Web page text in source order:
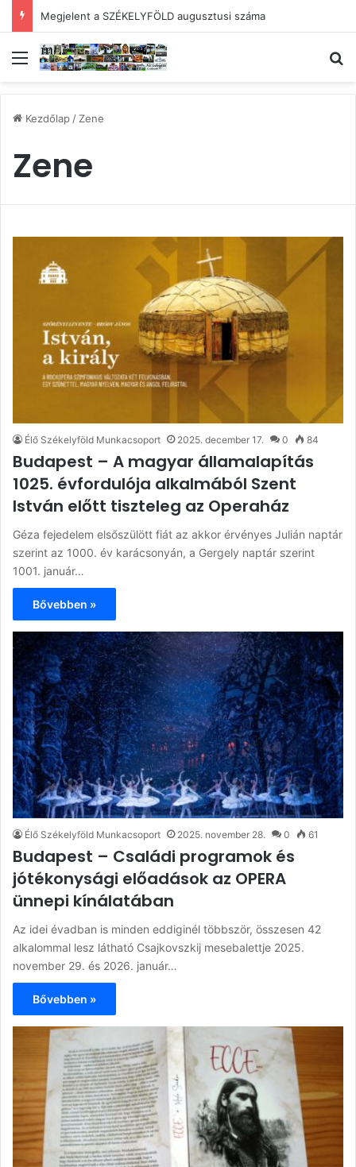
Megjelent a SZÉKELYFÖLD augusztusi száma
Menü
Kezdőlap/Zene
Zene
Élő Székelyföld Munkacsoport 2025. december 17. 0 84
Budapest – A magyar államalapítás
1025. évfordulója alkalmából Szent
István előtt tiszteleg az Operaház
Géza fejedelem elsőszülött fiát az akkor érvényes Julián naptár
szerint az 1000. év karácsonyán, a Gergely naptár szerint
1001. január…
Bővebben »
Élő Székelyföld Munkacsoport 2025. november 28. 0 61
Budapest – Családi programok és
jótékonysági előadások az OPERA
ünnepi kínálatában
Az idei évadban is minden eddiginél többször, összesen 42
alkalommal lesz látható Csajkovszkij mesebalettje 2025.
november 29. és 2026. január…
Bővebben »